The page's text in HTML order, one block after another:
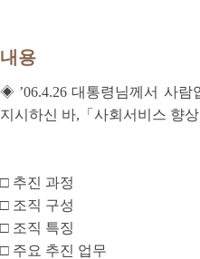
내용
◈ ’06.4.26 대통령님께서 사람
지시하신 바,「사회서비스 향
□ 추진 과정
□ 조직 구성
□ 조직 특징
□ 주요 추진 업무